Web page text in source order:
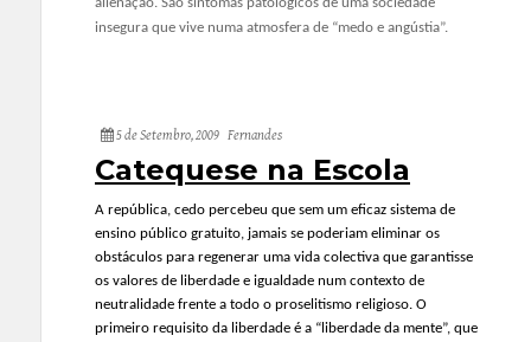
alienação. São sintomas patológicos de uma sociedade
insegura que vive numa atmosfera de “medo e angústia”.
5 de Setembro, 2009 Fernandes
Catequese na Escola
A república, cedo percebeu que sem um eficaz sistema de
ensino público gratuito, jamais se poderiam eliminar os
obstáculos para regenerar uma vida colectiva que garantisse
os valores de liberdade e igualdade num contexto de
neutralidade frente a todo o proselitismo religioso. O
primeiro requisito da liberdade é a “liberdade da mente”, que